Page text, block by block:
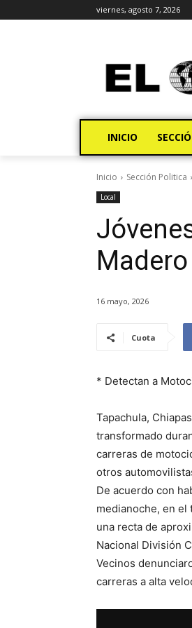
viernes, agosto 7, 2026
INICIO
Inicio Sección Politica
Local
16 mayo, 2026
Cuota
* Detectan a
Tapachula,
transformado
carreras de
otros
De acuerdo con
medianoche, en
una recta de
Nacional División
Vecinos
carreras a alta